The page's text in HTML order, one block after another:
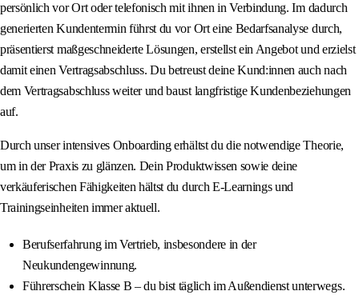
persönlich vor Ort oder telefonisch mit ihnen in Verbindung. Im dadurch
generierten Kundentermin führst du vor Ort eine Bedarfsanalyse durch,
präsentierst maßgeschneiderte Lösungen, erstellst ein Angebot und erzielst
damit einen Vertragsabschluss. Du betreust deine Kund:innen auch nach
dem Vertragsabschluss weiter und baust langfristige Kundenbeziehungen
auf.
Durch unser intensives Onboarding erhältst du die notwendige Theorie,
um in der Praxis zu glänzen. Dein Produktwissen sowie deine
verkäuferischen Fähigkeiten hältst du durch E‑Learnings und
Trainingseinheiten immer aktuell.
Berufserfahrung im Vertrieb, insbesondere in der
Neukundengewinnung.
Führerschein Klasse B – du bist täglich im Außendienst unterwegs.